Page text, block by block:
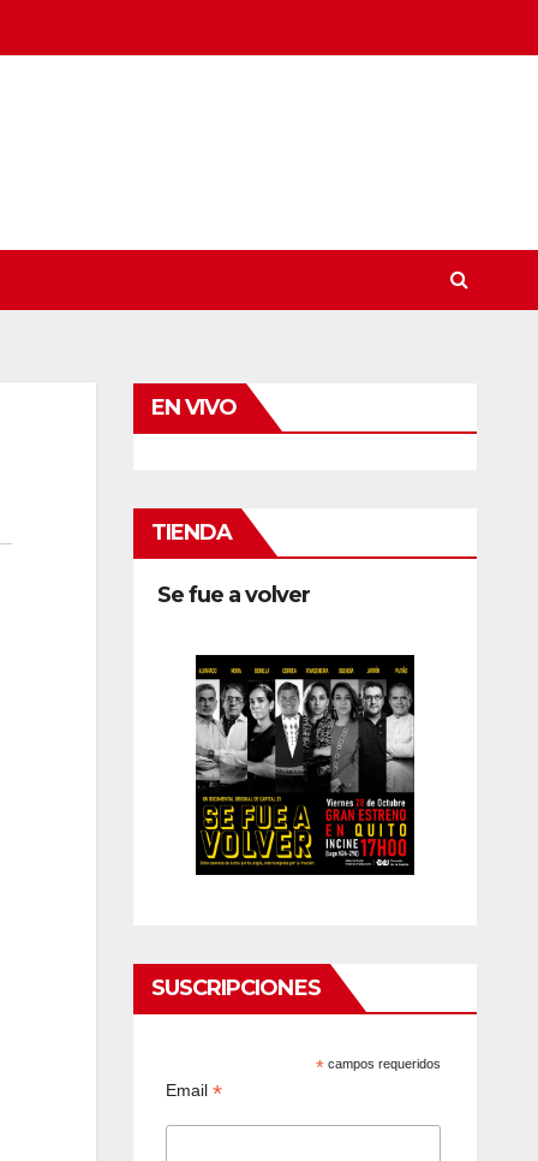
EN VIVO
TIENDA
Se fue a volver
SUSCRIPCIONES
* campos requeridos
Email *